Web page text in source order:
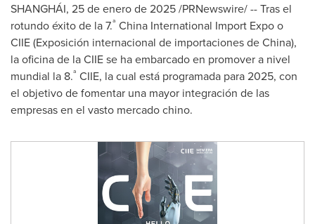
SHANGHÁI, 25 de enero de 2025/PRNewswire/ -- Tras el
rotundo éxito de la 7.ª China International Import Expo o
CIIE (Exposición internacional de importaciones deChina),
la oficina de la CIIE se ha embarcado en promover a nivel
mundial la 8.ª CIIE, la cual está programada para 2025, con
el objetivo de fomentar una mayor integración de las
empresas en el vasto mercado chino.